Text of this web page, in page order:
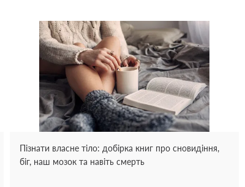
Пізнати власне тіло: добірка книг про сновидіння,
біг, наш мозок та навіть смерть